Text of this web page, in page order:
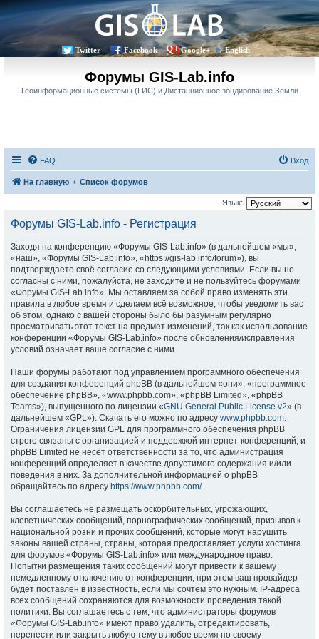
Twitter Facebook Google+ English
Форумы GIS-Lab.info
Геоинформационные системы (ГИС) и Дистанционное зондирование Земли
FAQ Вход
На главную Список форумов
Язык:
Форумы GIS-Lab.info - Регистрация
Заходя на конференцию «Форумы GIS-Lab.info» (в дальнейшем «мы»,
«наш», «Форумы GIS-Lab.info», «https://gis-lab.info/forum»), вы
подтверждаете своё согласие со следующими условиями. Если вы не
согласны с ними, пожалуйста, не заходите и не пользуйтесь форумами
«Форумы GIS-Lab.info». Мы оставляем за собой право изменять эти
правила в любое время и сделаем всё возможное, чтобы уведомить вас
об этом, однако с вашей стороны было бы разумным регулярно
просматривать этот текст на предмет изменений, так как использование
конференции «Форумы GIS-Lab.info» после обновления/исправления
условий означает ваше согласие с ними.
Наши форумы работают под управлением программного обеспечения
для создания конференций phpBB (в дальнейшем «они», «программное
обеспечение phpBB», «www.phpbb.com», «phpBB Limited», «phpBB
Teams»), выпущенного по лицензии «GNU General Public License v2» (в
дальнейшем «GPL»). Скачать его можно по адресу www.phpbb.com.
Ограничения лицензии GPL для программного обеспечения phpBB
строго связаны с организацией и поддержкой интернет-конференций, и
phpBB Limited не несёт ответственности за то, что администрация
конференций определяет в качестве допустимого содержания и/или
поведения в них. За дополнительной информацией о phpBB
обращайтесь по адресу https://www.phpbb.com/.
Вы соглашаетесь не размещать оскорбительных, угрожающих,
клеветнических сообщений, порнографических сообщений, призывов к
национальной розни и прочих сообщений, которые могут нарушить
законы вашей страны, страны, которая предоставляет услуги хостинга
для форумов «Форумы GIS-Lab.info» или международное право.
Попытки размещения таких сообщений могут привести к вашему
немедленному отключению от конференции, при этом ваш провайдер
будет поставлен в известность, если мы сочтём это нужным. IP-адреса
всех сообщений сохраняются для возможности проведения такой
политики. Вы соглашаетесь с тем, что администраторы форумов
«Форумы GIS-Lab.info» имеют право удалить, отредактировать,
перенести или закрыть любую тему в любое время по своему